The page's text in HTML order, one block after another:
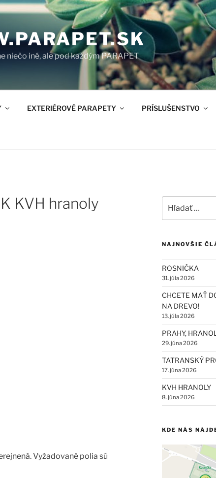
niečo iné, ale pod každým PARAPET
EXTERIÉROVÉ PARAPETY PRÍSLUŠENSTVO
KVH hranoly
Vyžadované polia sú
NAJNOVŠIE
ROSNIČKA
31. júla 2026
CHCETE MAŤ
NA DREVO!
13. júla 2026
PRAHY,
29. júna 2026
TATRANSKÝ
17. júna 2026
KVH HRANOLY
8. júna 2026
KDE NÁS